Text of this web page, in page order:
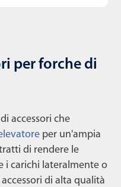
per forche di
accessori che
per un'ampia
di rendere le
i carichi lateralmente o
di alta qualità